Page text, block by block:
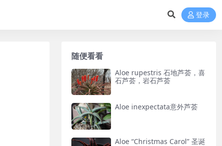
登录
随便看看
Aloe rupestris 石地芦荟，喜
石芦荟，岩石芦荟
Aloe inexpectata意外芦荟
Aloe “Christmas Carol” 圣诞